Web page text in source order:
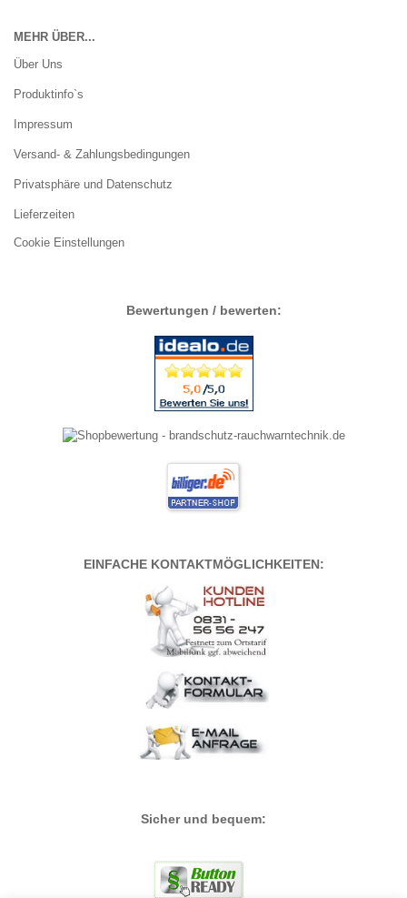
MEHR ÜBER...
Über Uns
Produktinfo`s
Impressum
Versand- & Zahlungsbedingungen
Privatsphäre und Datenschutz
Lieferzeiten
Cookie Einstellungen
Bewertungen / bewerten:
EINFACHE KONTAKTMÖGLICHKEITEN:
Sicher und bequem: